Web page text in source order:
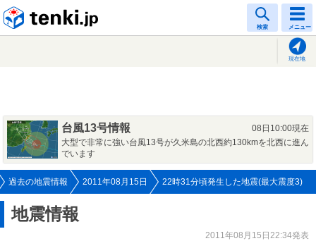
検索 メニュー
現在地
台風13号情報
08日10:00現在
大型で非常に強い台風13号が久米島の北西約130kmを北西に進ん
でいます
過去の地震情報 2011年08月15日 22時31分頃発生した地震(最大震度3)
地震情報
2011年08月15日22:34発表